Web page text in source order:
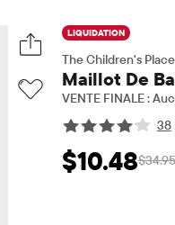
LIQUIDATION
The Children's
Maillot De
VENTE FINALE :
38
Prix ​​de vente:
$10.48$34.95